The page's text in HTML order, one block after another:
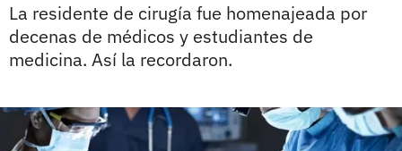
La residente de cirugía fue homenajeada por
decenas de médicos y estudiantes de
medicina. Así la recordaron.